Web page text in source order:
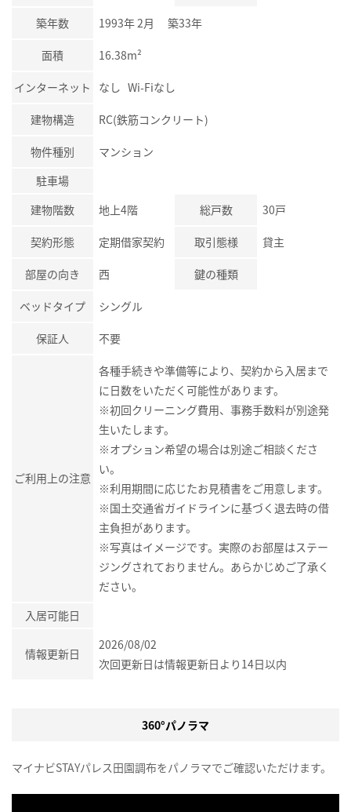
築年数 1993年 2月 築33年
面積 16.38m²
インターネット なし Wi-Fiなし
建物構造 RC(鉄筋コンクリート)
物件種別
マンション
駐車場
建物階数
地上4階 総戸数 30戸
契約形態 定期借家契約 取引態様 貸主
部屋の向き 西 鍵の種類
ベッドタイプ シングル
保証人 不要
ご利用上の注意
各種手続きや準備等により、契約から入居まで
に日数をいただく可能性があります。
※初回クリーニング費用、事務手数料が別途発
生いたします。
※オプション希望の場合は別途ご相談くださ
い。
※利用期間に応じたお見積書をご用意します。
※国土交通省ガイドラインに基づく退去時の借
主負担があります。
※写真はイメージです。実際のお部屋はステー
ジングされておりません。あらかじめご了承く
ださい。
入居可能日
情報更新日
2026/08/02
次回更新日は情報更新日より14日以内
360°パノラマ
マイナビSTAYパレス田園調布をパノラマでご確認いただけます。